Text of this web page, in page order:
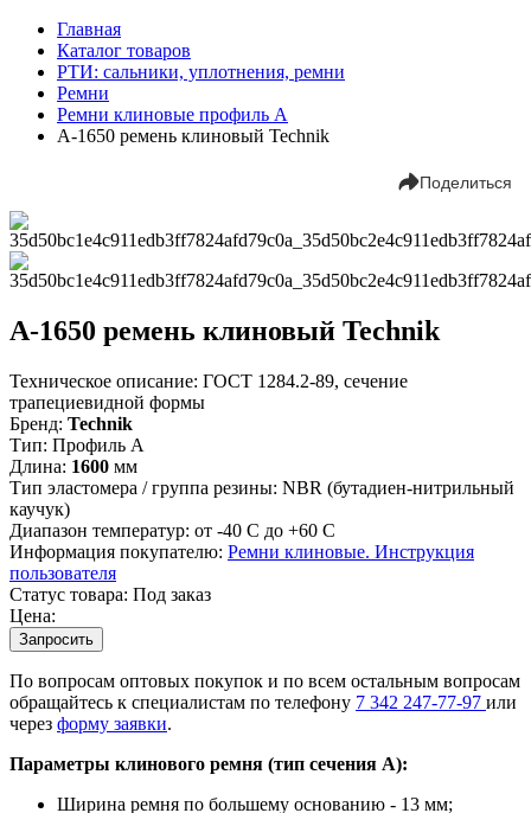
Главная
Каталог товаров
РТИ: сальники, уплотнения, ремни
Ремни
Ремни клиновые профиль A
А-1650 ремень клиновый Technik
Поделиться
А-1650 ремень клиновый Technik
Техническое описание: ГОСТ 1284.2-89, сечение
трапециевидной формы
Бренд: Technik
Тип: Профиль A
Длина: 1600 мм
Тип эластомера / группа резины: NBR (бутадиен-нитрильный
каучук)
Диапазон температур: от -40 С до +60 С
Информация покупателю: Ремни клиновые. Инструкция
пользователя
Статус товара: Под заказ
Цена:
Запросить
По вопросам оптовых покупок и по всем остальным вопросам
обращайтесь к специалистам по телефону 7 342 247-77-97 или
через форму заявки.
Параметры клинового ремня (тип сечения A):
Ширина ремня по большему основанию - 13 мм;